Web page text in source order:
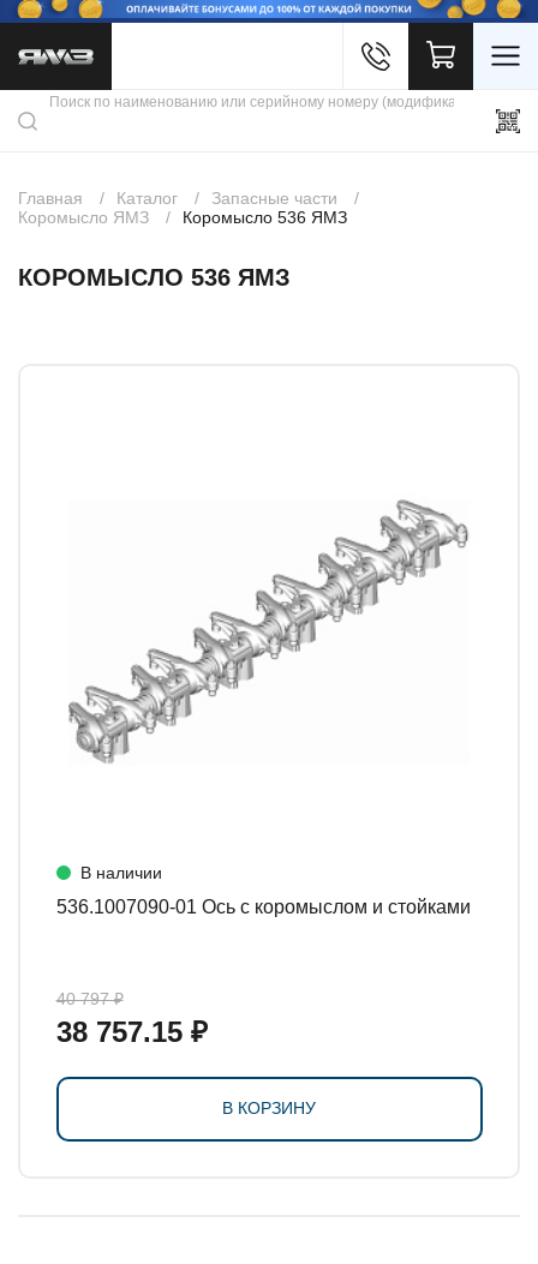
Каталог продукции
Скидки
Контакты
Главная Каталог
Запасные части
Коромысло ЯМЗ
Коромысло 536 ЯМЗ
КОРОМЫСЛО 536 ЯМЗ
В наличии
536.1007090-01 Ось с коромыслом и стойками
40 797 ₽
38 757.15 ₽
В КОРЗИНУ